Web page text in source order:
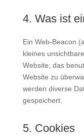
4. Was ist
Ein Web-Beacon
kleines
Website, das
Website zu
werden diverse
gespeichert.
5. Cookies